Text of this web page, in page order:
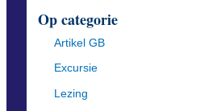
Op categorie
Artikel GB
Excursie
Lezing